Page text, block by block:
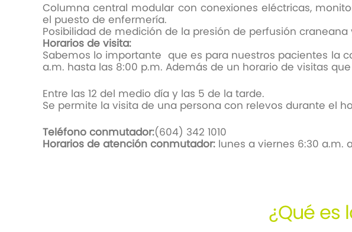
Columna central modular con conexiones eléctricas,
el puesto de enfermería.
Posibilidad de medición de la presión de perfusión
Horarios de visita:
Sabemos lo importante que es para nuestros pacientes la
a.m. hasta las 8:00 p.m. Además de un horario de visitas
Entre las 12 del medio día y las 5 de la tarde.
Se permite la visita de una persona con relevos durante el
Teléfono conmutador:(604) 342
Horarios de atención conmutador: lunes a viernes 6:30 a.m.
¿Qué es